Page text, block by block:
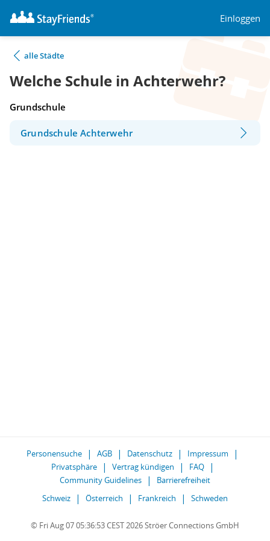
Einloggen
alle Städte
Welche Schule in Achterwehr?
Grundschule
Grundschule Achterwehr
Personensuche AGB Datenschutz
Impressum
Privatsphäre
Vertrag kündigen
FAQ
Community Guidelines
Barrierefreiheit
Schweiz
Österreich Frankreich Schweden
© Fri Aug 07 05:36:53 CEST 2026 Ströer Connections GmbH